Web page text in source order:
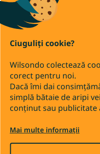
Ciuguliți cookie?
Wilsondo colectează
corect pentru noi.
Dacă îmi dai
simplă bătaie de aripi
conținut sau publicitate
Mai multe informații